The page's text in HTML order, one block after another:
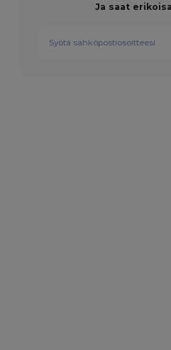
Ja saat